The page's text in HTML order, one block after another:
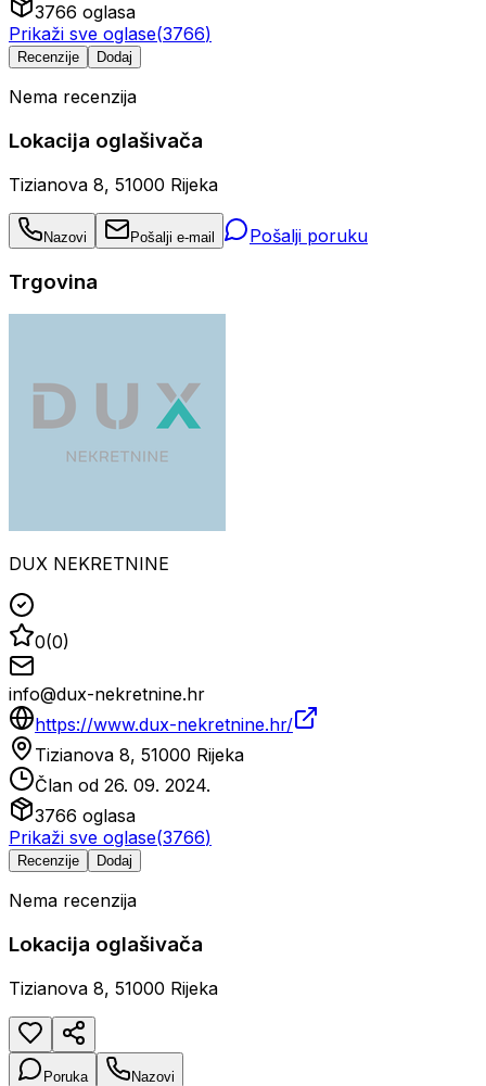
3766 oglasa
Prikaži sve oglase(3766)
Recenzije Dodaj
Nema recenzija
Lokacija oglašivača
Tizianova 8, 51000 Rijeka
Nazovi Pošalji e-mail Pošalji poruku
Trgovina
DUX NEKRETNINE
0(0)
info@dux-nekretnine.hr
https://www.dux-nekretnine.hr/
Tizianova 8, 51000 Rijeka
Član od 26. 09. 2024.
3766 oglasa
Prikaži sve oglase(3766)
Recenzije Dodaj
Nema recenzija
Lokacija oglašivača
Tizianova 8, 51000 Rijeka
Poruka Nazovi